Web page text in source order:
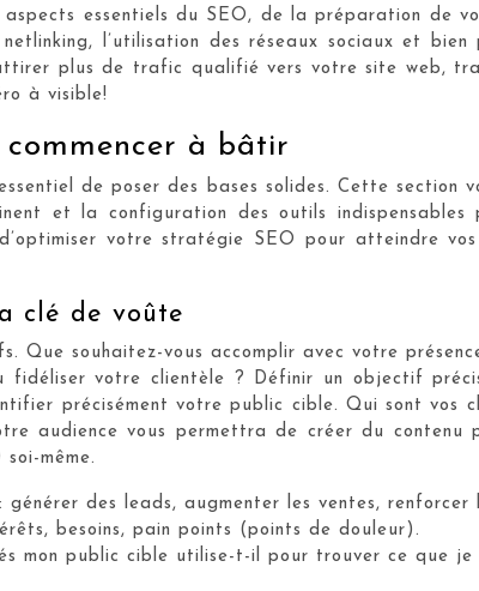
essentiels du SEO, de la préparation de
l’utilisation des réseaux sociaux et
plus de trafic qualifié vers votre site web,
à visible!
à bâtir
de poser des bases solides. Cette
et la configuration des outils
votre stratégie SEO pour atteindre
clé de voûte
Que souhaitez-vous accomplir avec votre
votre clientèle ? Définir un objectif
précisément votre public cible. Qui sont vos
audience vous permettra de créer du
même.
des leads, augmenter les ventes,
besoins, pain points (points de douleur).
mon public cible utilise-t-il pour trouver ce que je